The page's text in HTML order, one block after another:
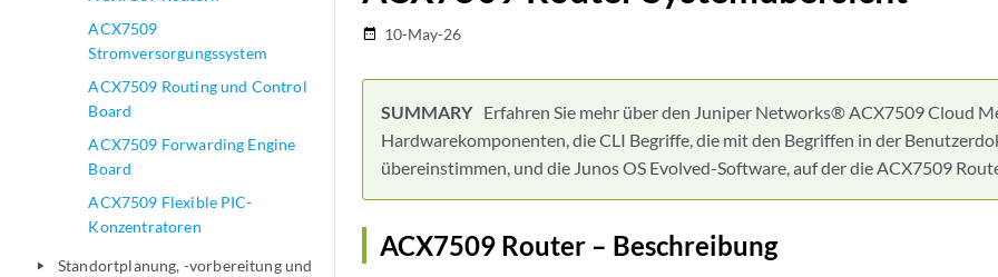
ACX7509
Stromversorgungssystem
ACX7509 Routing und Control
Board
ACX7509 Forwarding Engine
Board
ACX7509 Flexible PIC-
Konzentratoren
play_arrow
Standortplanung, -vorbereitung und
date_range 10-May-26
Erfahren Sie mehr über den Juniper Networks® ACX7509 Cloud
Hardwarekomponenten, die CLI Begriffe, die mit den Begriffen in der
übereinstimmen, und die Junos OS Evolved-Software, auf der die ACX7509
ACX7509 Router – Beschreibung